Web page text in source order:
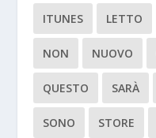
ITUNES LETTO
NON NUOVO
QUESTO SARÀ
SONO STORE